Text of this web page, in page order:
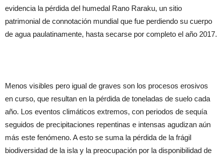
evidencia la pérdida del humedal Rano Raraku, un sitio
patrimonial de connotación mundial que fue perdiendo su cuerpo
de agua paulatinamente, hasta secarse por completo el año 2017.
Menos visibles pero igual de graves son los procesos erosivos
en curso, que resultan en la pérdida de toneladas de suelo cada
año. Los eventos climáticos extremos, con periodos de sequía
seguidos de precipitaciones repentinas e intensas agudizan aún
más este fenómeno. A esto se suma la pérdida de la frágil
biodiversidad de la isla y la preocupación por la disponibilidad de